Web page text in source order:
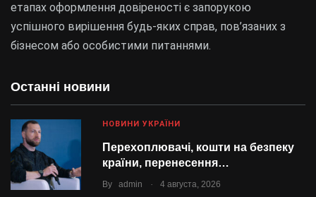
Останні новини
НОВИНИ УКРАЇНИ
Перехоплювачі, кошти на безпеку
країни, перенесення…
By admin . 4 августа, 2026
етапах оформлення довіреності є запорукою
успішного вирішення будь-яких справ, пов’язаних з
бізнесом або особистими питаннями.